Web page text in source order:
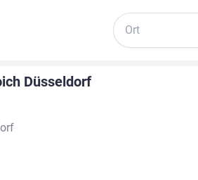
Suche
Düsseldorf